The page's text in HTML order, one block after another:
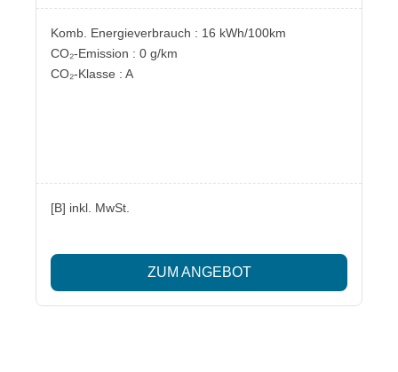
Komb. Energieverbrauch : 16 kWh/100km
CO₂-Emission : 0 g/km
CO₂-Klasse : A
[B] inkl. MwSt.
ZUM ANGEBOT